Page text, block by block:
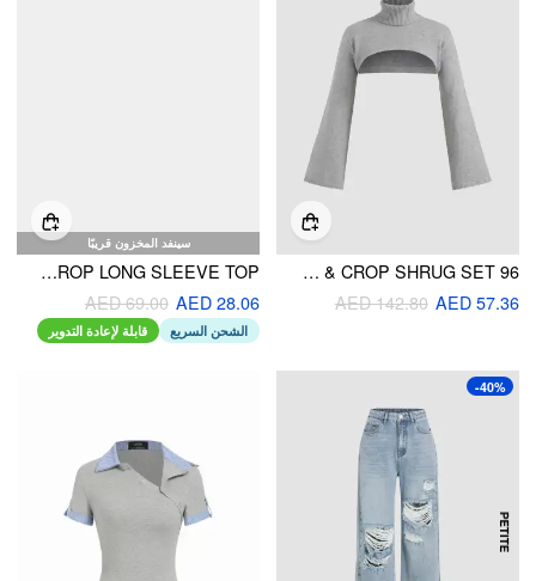
96 KNIT HIGH NECK GRAPHIC CAMI TOP & CROP SHRUG SET
AED 57.36
AED 142.80
سينفد المخزون قريبًا
SCOOP NECKLINE BOWKNOT RUCHED CROP LONG SLEEVE TOP
AED 28.06
AED 69.00
الشحن السريع قابلة لإعادة التدوير
-40%